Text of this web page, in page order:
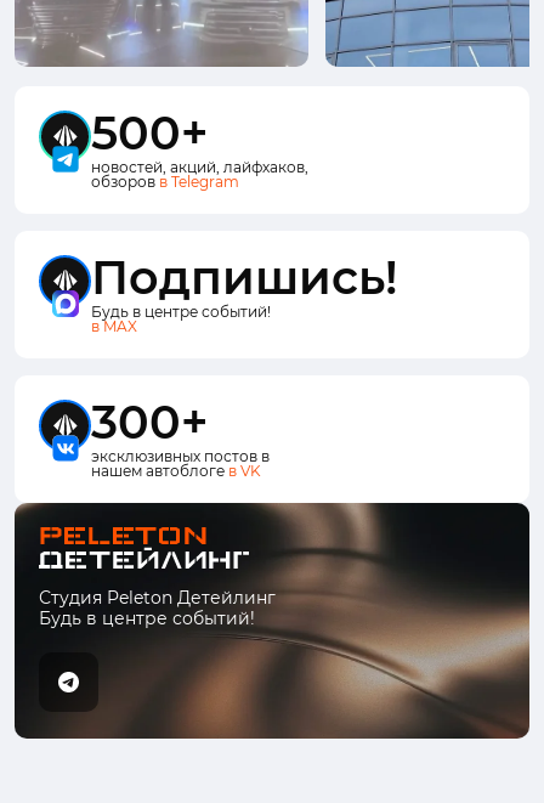
500+
новостей, акций, лайфхаков,
обзоров в Telegram
Подпишись!
Будь в центре событий!
в MAX
300+
эксклюзивных постов в
нашем автоблоге в VK
Студия Peleton Детейлинг
Будь в центре событий!